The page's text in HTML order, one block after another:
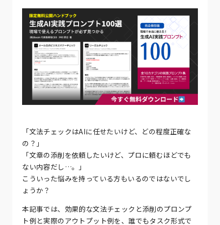
「文法チェックはAIに任せたいけど、どの程度正確な
の？」
「文章の添削を依頼したいけど、プロに頼むほどでも
ない内容だし…。」
こういった悩みを持っている方もいるのではないでし
ょうか？
本記事では、効果的な文法チェックと添削のプロンプ
ト例と実際のアウトプット例を、誰でもタスク形式で